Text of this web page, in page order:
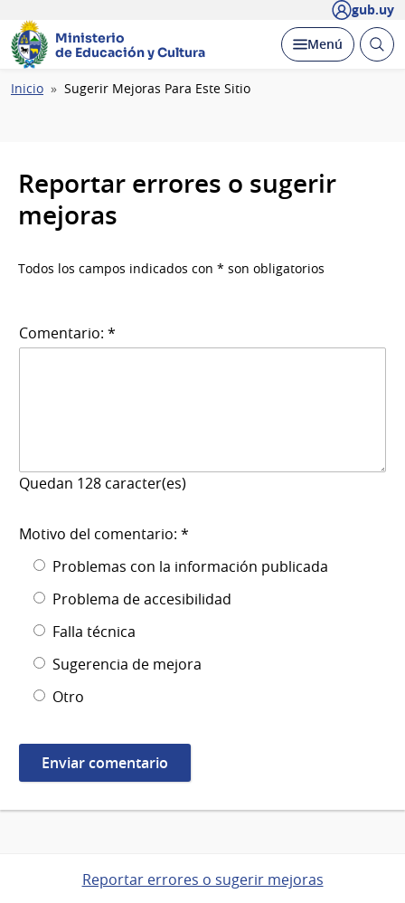
gub.uy
Ministerio
de Educación y Cultura
Desplegar
Menú Abrir
Ruta
Inicio Sugerir Mejoras Para Este Sitio
Reportar errores o sugerir
mejoras
Todos los campos indicados con * son obligatorios
Comentario: *
Quedan 128 caracter(es)
Motivo del comentario: *
Problemas con la información publicada
Problema de accesibilidad
Falla técnica
Sugerencia de mejora
Otro
Reportar errores o sugerir mejoras